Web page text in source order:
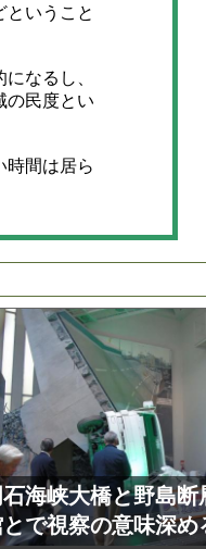
いうこと
なるし、
の民度とい
間は居ら
海峡大橋と野島断
で視察の意味深め